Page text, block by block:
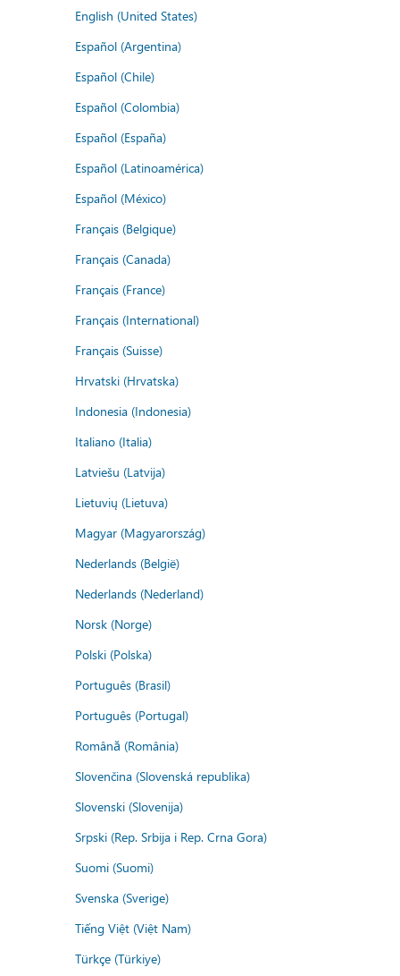
English (United States)
Español (Argentina)
Español (Chile)
Español (Colombia)
Español (España)
Español (Latinoamérica)
Español (México)
Français (Belgique)
Français (Canada)
Français (France)
Français (International)
Français (Suisse)
Hrvatski (Hrvatska)
Indonesia (Indonesia)
Italiano (Italia)
Latviešu (Latvija)
Lietuvių (Lietuva)
Magyar (Magyarország)
Nederlands (België)
Nederlands (Nederland)
Norsk (Norge)
Polski (Polska)
Português (Brasil)
Português (Portugal)
Română (România)
Slovenčina (Slovenská republika)
Slovenski (Slovenija)
Srpski (Rep. Srbija i Rep. Crna Gora)
Suomi (Suomi)
Svenska (Sverige)
Tiếng Việt (Việt Nam)
Türkçe (Türkiye)